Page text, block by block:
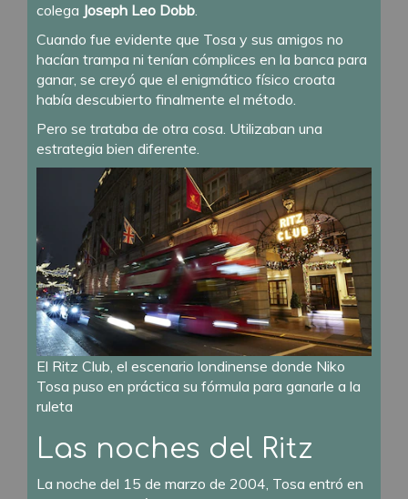
colega Joseph Leo Dobb.
Cuando fue evidente que Tosa y sus amigos no
hacían trampa ni tenían cómplices en la banca para
ganar, se creyó que el enigmático físico croata
había descubierto finalmente el método.
Pero se trataba de otra cosa. Utilizaban una
estrategia bien diferente.
El Ritz Club, el escenario londinense donde Niko
Tosa puso en práctica su fórmula para ganarle a la
ruleta
Las noches del Ritz
La noche del 15 de marzo de 2004, Tosa entró en